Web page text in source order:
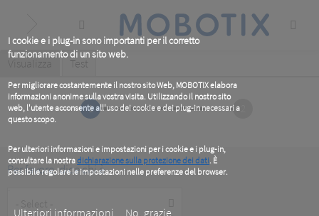
I cookie e i plug-in sono importanti per il corretto
funzionamento di un sito web.
Per migliorare costantemente il nostro sito Web, MOBOTIX elabora
informazioni anonime sulla vostra visita. Utilizzando il nostro sito
web, l'utente acconsente all'uso dei cookie e dei plug-in necessari a
questo scopo.
Per ulteriori informazioni e impostazioni per i cookie e i plug-in,
consultare la nostradichiarazione sulla protezione dei dati. È
possibile regolare le impostazioni nelle preferenze del browser.
Ulteriori informazioni
No, grazie.
content
Primary
tabs
Visualizza (active
Test
1
Per favore, dice chi è
Type